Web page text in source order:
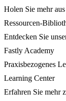
Holen Sie mehr
Ressourcen-
Entdecken Sie
Fastly Academy
Praxisbezogenes
Learning Center
Erfahren Sie mehr